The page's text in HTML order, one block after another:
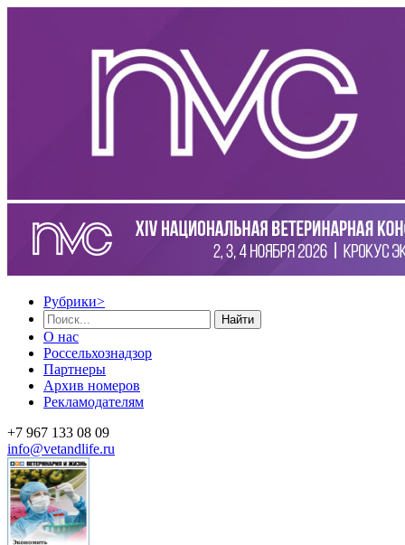
Рубрики>
Найти
О нас
Россельхознадзор
Партнеры
Архив номеров
Рекламодателям
+7 967 133 08 09
info@vetandlife.ru